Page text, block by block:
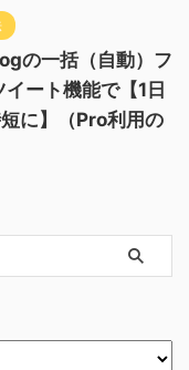
の一括（自動）フ
ート機能で【1日
に】（Pro利用の